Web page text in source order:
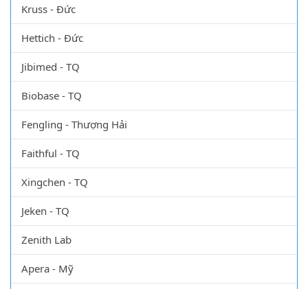
Kruss - Đức
Hettich - Đức
Jibimed - TQ
Biobase - TQ
Fengling - Thượng Hải
Faithful - TQ
Xingchen - TQ
Jeken - TQ
Zenith Lab
Apera - Mỹ